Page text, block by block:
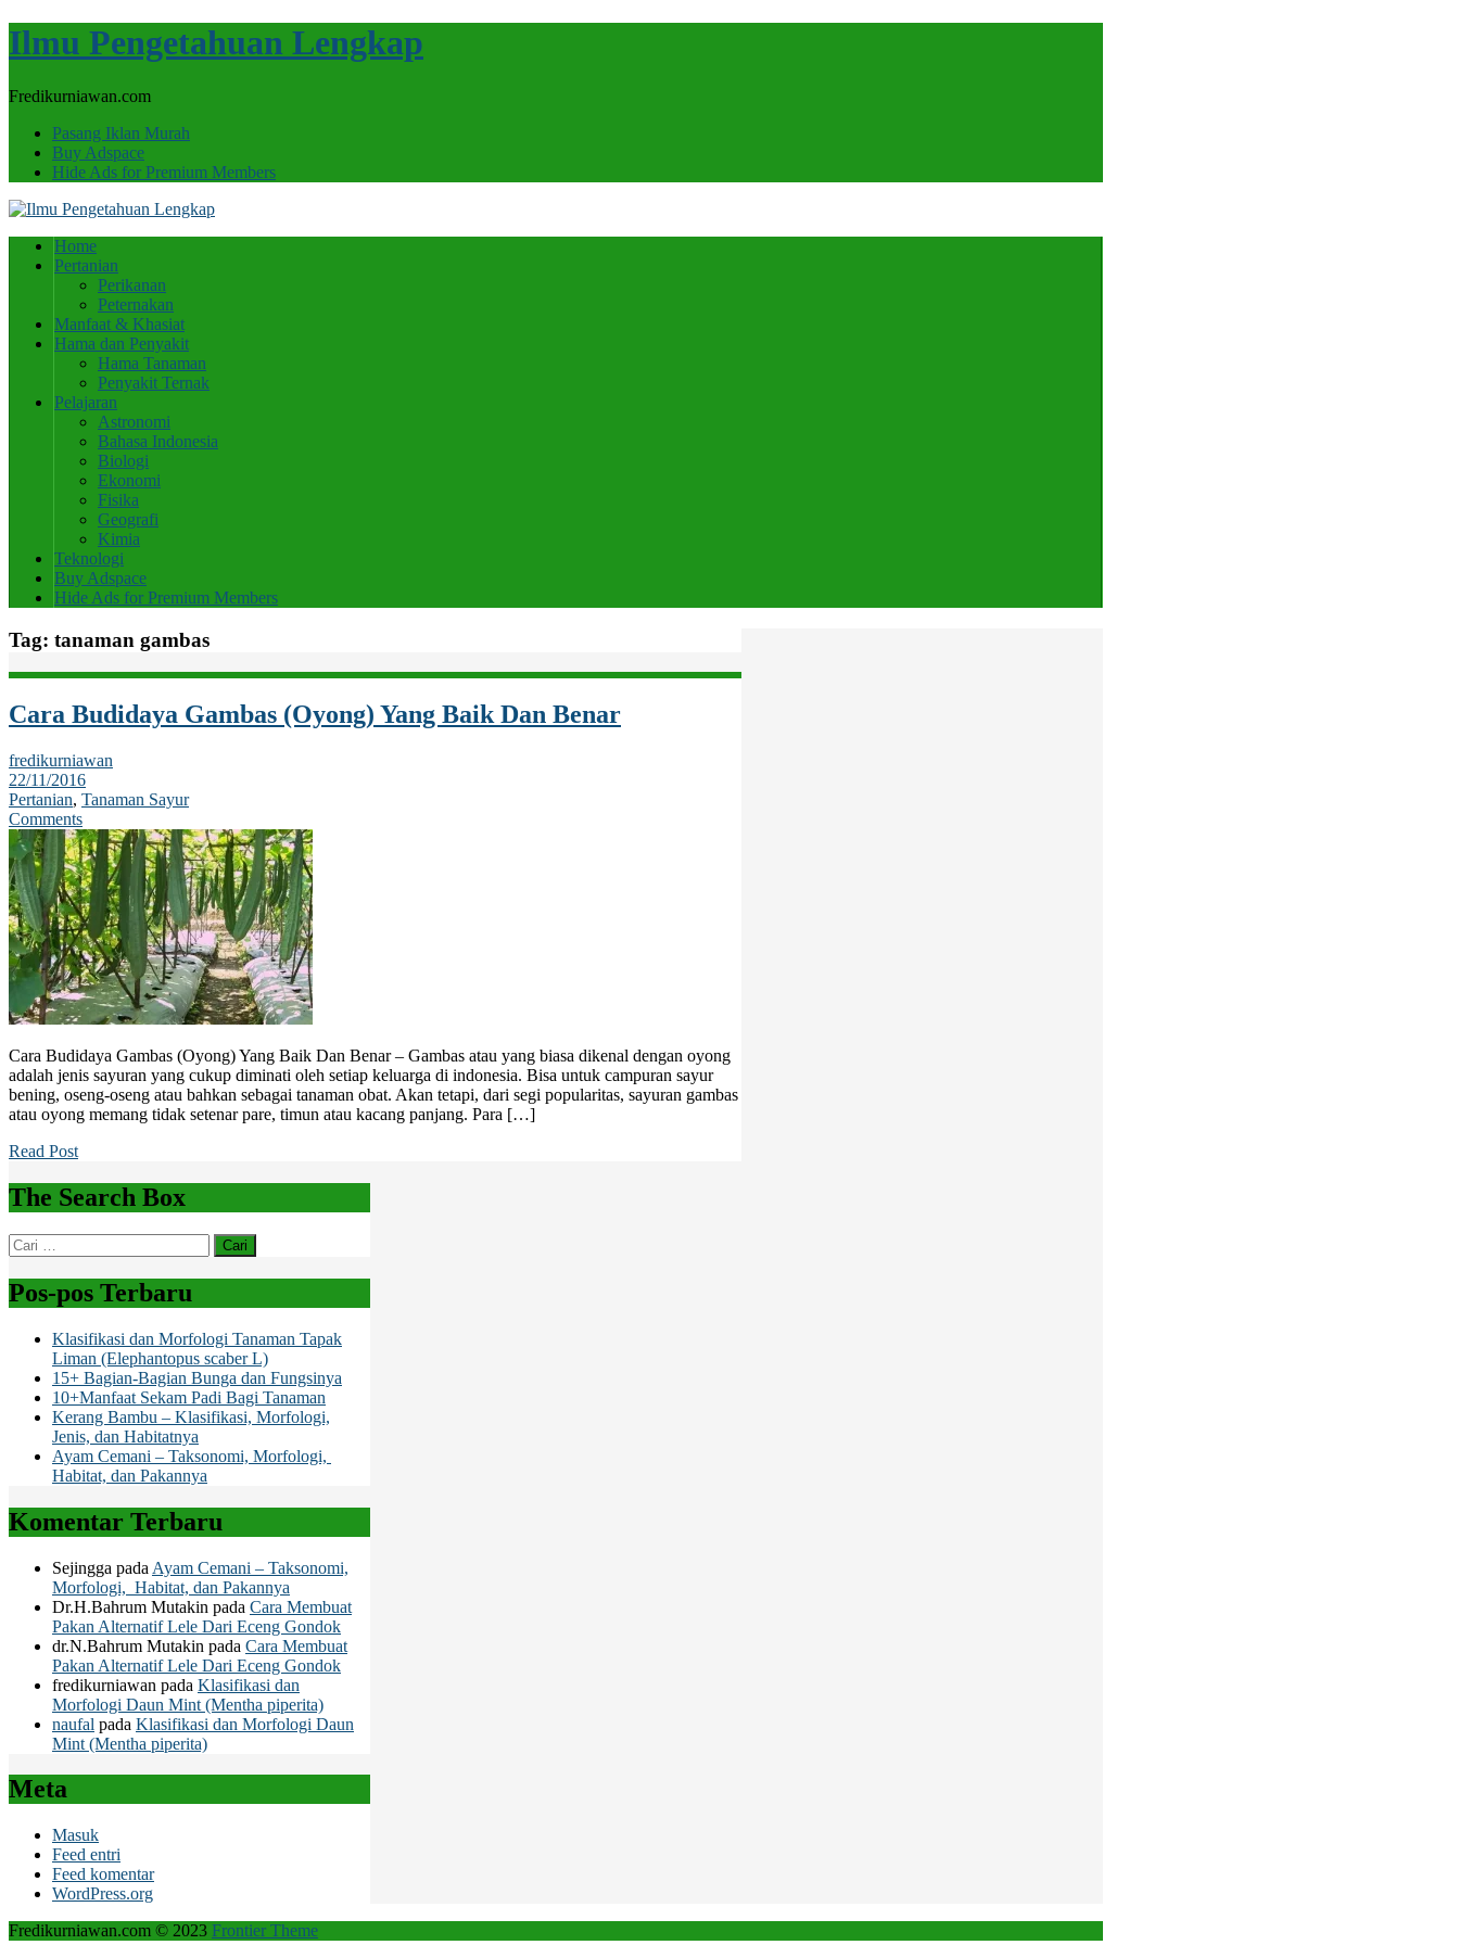
Ilmu Pengetahuan Lengkap
Fredikurniawan.com
Pasang Iklan Murah
Buy Adspace
Hide Ads for Premium Members
Home
Pertanian
Perikanan
Peternakan
Manfaat & Khasiat
Hama dan Penyakit
Hama Tanaman
Penyakit Ternak
Pelajaran
Astronomi
Bahasa Indonesia
Biologi
Ekonomi
Fisika
Geografi
Kimia
Teknologi
Buy Adspace
Hide Ads for Premium Members
Tag: tanaman gambas
Cara Budidaya Gambas (Oyong) Yang Baik Dan Benar
fredikurniawan
22/11/2016
Pertanian, Tanaman Sayur
Comments
Cara Budidaya Gambas (Oyong) Yang Baik Dan Benar – Gambas atau yang biasa dikenal dengan oyong
adalah jenis sayuran yang cukup diminati oleh setiap keluarga di indonesia. Bisa untuk campuran sayur
bening, oseng-oseng atau bahkan sebagai tanaman obat. Akan tetapi, dari segi popularitas, sayuran gambas
atau oyong memang tidak setenar pare, timun atau kacang panjang. Para […]
Read Post
The Search Box
Cari
untuk:
Pos-pos Terbaru
Klasifikasi dan Morfologi Tanaman Tapak
Liman (Elephantopus scaber L)
15+ Bagian-Bagian Bunga dan Fungsinya
10+Manfaat Sekam Padi Bagi Tanaman
Kerang Bambu – Klasifikasi, Morfologi,
Jenis, dan Habitatnya
Ayam Cemani – Taksonomi, Morfologi,
Habitat, dan Pakannya
Komentar Terbaru
Sejingga pada Ayam Cemani – Taksonomi,
Morfologi, Habitat, dan Pakannya
Dr.H.Bahrum Mutakin pada Cara Membuat
Pakan Alternatif Lele Dari Eceng Gondok
dr.N.Bahrum Mutakin pada Cara Membuat
Pakan Alternatif Lele Dari Eceng Gondok
fredikurniawan pada Klasifikasi dan
Morfologi Daun Mint (Mentha piperita)
naufal pada Klasifikasi dan Morfologi Daun
Mint (Mentha piperita)
Meta
Masuk
Feed entri
Feed komentar
WordPress.org
Fredikurniawan.com © 2023 Frontier Theme